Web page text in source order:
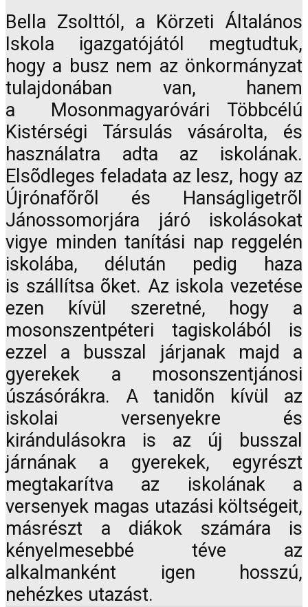
Bella Zsolttól, a Körzeti Általános
Iskola igazgatójától megtudtuk,
hogy a busz nem az önkormányzat
tulajdonában van, hanem
a Mosonmagyaróvári Többcélú
Kistérségi Társulás vásárolta, és
használatra adta az iskolának.
Elsõdleges feladata az lesz, hogy az
Újrónafõrõl és Hanságligetrõl
Jánossomorjára járó iskolásokat
vigye minden tanítási nap reggelén
iskolába, délután pedig haza
is szállítsa õket. Az iskola vezetése
ezen kívül szeretné, hogy a
mosonszentpéteri tagiskolából is
ezzel a busszal járjanak majd a
gyerekek a mosonszentjánosi
úszásórákra. A tanidõn kívül az
iskolai versenyekre és
kirándulásokra is az új busszal
járnának a gyerekek, egyrészt
megtakarítva az iskolának a
versenyek magas utazási költségeit,
másrészt a diákok számára is
kényelmesebbé téve az
alkalmanként igen hosszú,
nehézkes utazást.